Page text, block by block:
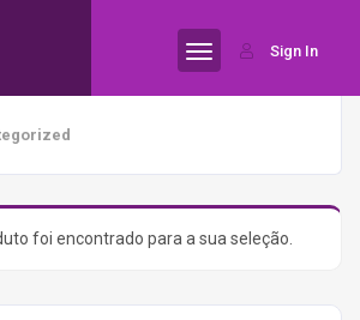
Sign In
foi encontrado para a sua seleção.